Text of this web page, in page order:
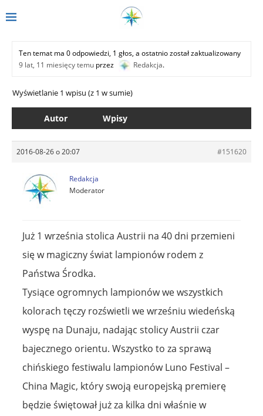
Ten temat ma 0 odpowiedzi, 1 głos, a ostatnio został zaktualizowany
9 lat, 11 miesięcy temu przez Redakcja.
Wyświetlanie 1 wpisu (z 1 w sumie)
Autor Wpisy
2016-08-26 o 20:07 #151620
Redakcja
Moderator
Już 1 września stolica Austrii na 40 dni przemieni
się w magiczny świat lampionów rodem z
Państwa Środka.
Tysiące ogromnych lampionów we wszystkich
kolorach tęczy rozświetli we wrześniu wiedeńską
wyspę na Dunaju, nadając stolicy Austrii czar
bajecznego orientu. Wszystko to za sprawą
chińskiego festiwalu lampionów Luno Festival –
China Magic, który swoją europejską premierę
będzie świętował już za kilka dni właśnie w